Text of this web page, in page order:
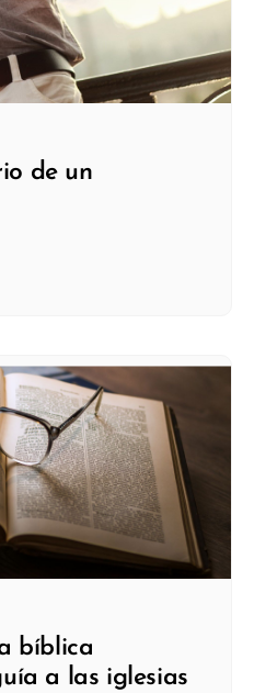
de un
bíblica
a las iglesias